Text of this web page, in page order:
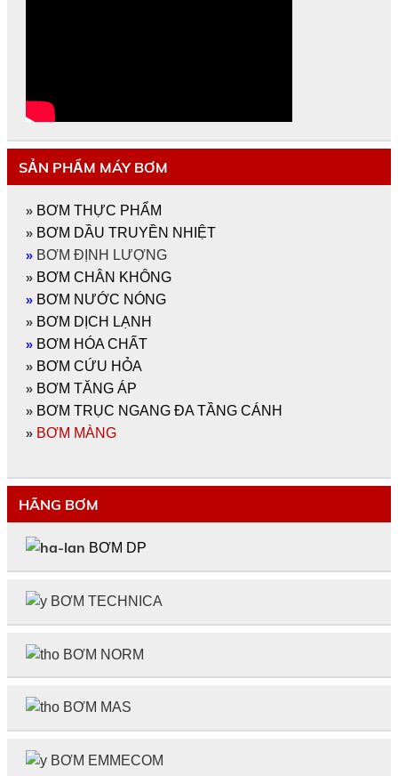
SẢN PHẨM MÁY BƠM
» BƠM THỰC PHẨM
» BƠM DẦU TRUYỀN NHIỆT
»BƠM ĐỊNH LƯỢNG
» BƠM CHÂN KHÔNG
» BƠM NƯỚC NÓNG
» BƠM DỊCH LẠNH
» BƠM HÓA CHẤT
» BƠM CỨU HỎA
» BƠM TĂNG ÁP
» BƠM TRỤC NGANG ĐA TẦNG CÁNH
» BƠM MÀNG
HÃNG BƠM
BƠM DP
BƠM TECHNICA
BƠM NORM
BƠM MAS
BƠM EMMECOM